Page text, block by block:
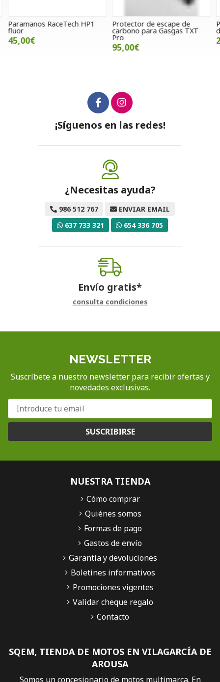
Paramanos RaceTech HP1
fluor
45,00€
Protector de escape de
carbono para Gasgas TXT
Pro
95,00€
¡Síguenos en las redes!
¿Necesitas ayuda?
986 512 767
ENVIAR EMAIL
637 733 321
654 336 705
Envío gratis*
consulta condiciones
NEWSLETTER
Suscríbete a nuestro newsletter para recibir ofertas y
novedades exclusivas.
SUSCRIBIRSE
SQEM, TIENDA DE MOTOS EN VILAGARCÍA DE
AROUSA
Somos un concesionario de motos multimarca. En
NUESTRA TIENDA
Cómo comprar
Quiénes somos
Formas de pago
Gastos de envío
Garantía y devoluciones
Boletines informativos
Promociones vigentes
Validar cheque regalo
Contacto